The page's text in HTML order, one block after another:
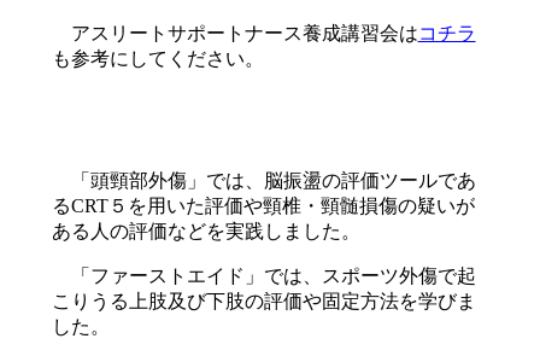
アスリートサポートナース養成講習会はコチラ
も参考にしてください。
「頭頸部外傷」では、脳振盪の評価ツールであ
るCRT５を用いた評価や頸椎・頸髄損傷の疑いが
ある人の評価などを実践しました。
「ファーストエイド」では、スポーツ外傷で起
こりうる上肢及び下肢の評価や固定方法を学びま
した。